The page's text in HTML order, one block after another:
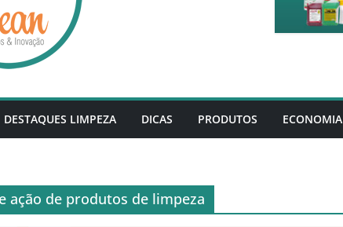
DESTAQUES LIMPEZA DICAS PRODUTOS ECONOMIA
ação de produtos de limpeza